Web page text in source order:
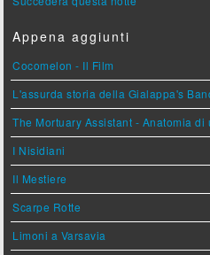
Appena aggiunti
Cocomelon - Il Film
L'assurda storia della Gialappa's
The Mortuary Assistant - Anatomia di
I Nisidiani
Il Mestiere
Scarpe Rotte
Limoni a Varsavia